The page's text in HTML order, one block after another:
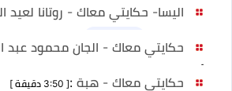
اليسا- حكايتي معاك - روتانا لعيد الحب
حكايتي معاك - الجان محمود عبد
]
حكايتي معاك - هبة :[ 3:50 دقيقة ]